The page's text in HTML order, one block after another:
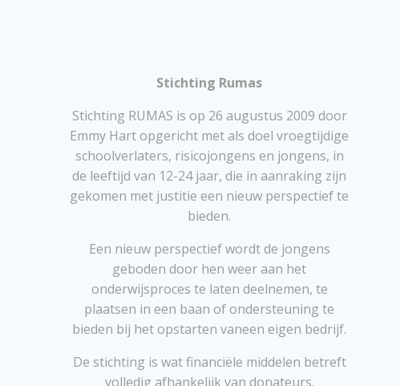
Stichting Rumas
Stichting RUMAS is op 26 augustus 2009 door
Emmy Hart opgericht met als doel vroegtijdige
schoolverlaters, risicojongens en jongens, in
de leeftijd van 12-24 jaar, die in aanraking zijn
gekomen met justitie een nieuw perspectief te
bieden.
Een nieuw perspectief wordt de jongens
geboden door hen weer aan het
onderwijsproces te laten deelnemen, te
plaatsen in een baan of ondersteuning te
bieden bij het opstarten vaneen eigen bedrijf.
De stichting is wat financiële middelen betreft
volledig afhankelijk van donateurs.